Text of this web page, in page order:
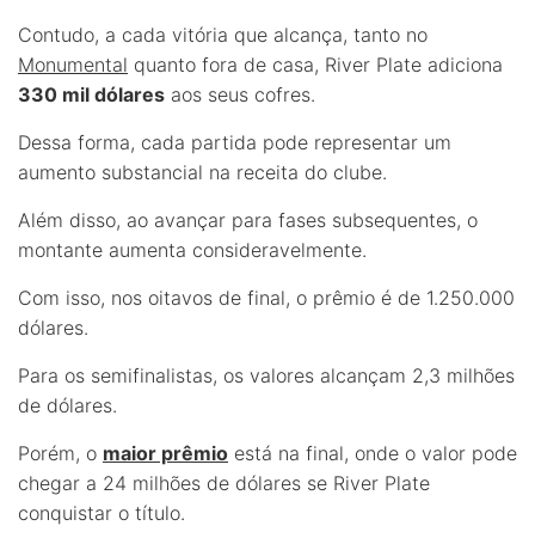
Contudo, a cada vitória que alcança, tanto no
Monumental quanto fora de casa, River Plate adiciona
330 mil dólares aos seus cofres.
Dessa forma, cada partida pode representar um
aumento substancial na receita do clube.
Além disso, ao avançar para fases subsequentes, o
montante aumenta consideravelmente.
Com isso, nos oitavos de final, o prêmio é de 1.250.000
dólares.
Para os semifinalistas, os valores alcançam 2,3 milhões
de dólares.
Porém, o maior prêmio está na final, onde o valor pode
chegar a 24 milhões de dólares se River Plate
conquistar o título.